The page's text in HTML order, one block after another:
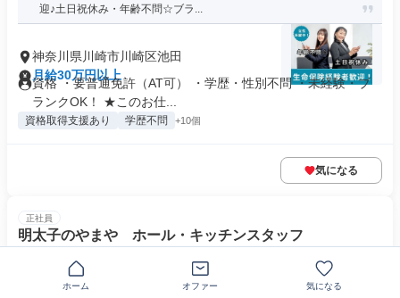
迎♪土日祝休み・年齢不問☆ブラ...
神奈川県川崎市川崎区池田
月給30万円以上
資格 ・要普通免許（AT可） ・学歴・性別不問 ・未経験・ブ
ランクOK！ ★このお仕...
資格取得支援あり 学歴不問 +10個
気になる
正社員
明太子のやまや ホール・キッチンスタッフ
月8日～9日のお休みあり◎未経験歓迎！昇給・昇格あり♪
ホーム オファー 気になる